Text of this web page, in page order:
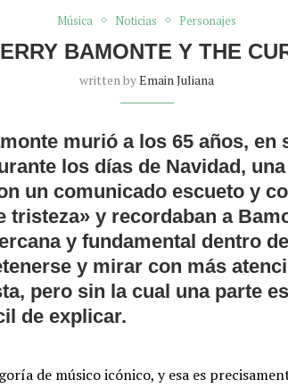
Música Noticias Personajes
BAMONTE Y THE
written byEmain Juliana
murió a los 65 años, en
los días de Navidad,
un comunicado escueto y
tristeza» y recordaban a
y fundamental dentro
y mirar con más
pero sin la cual una parte
de explicar.
de músico icónico, y esa es